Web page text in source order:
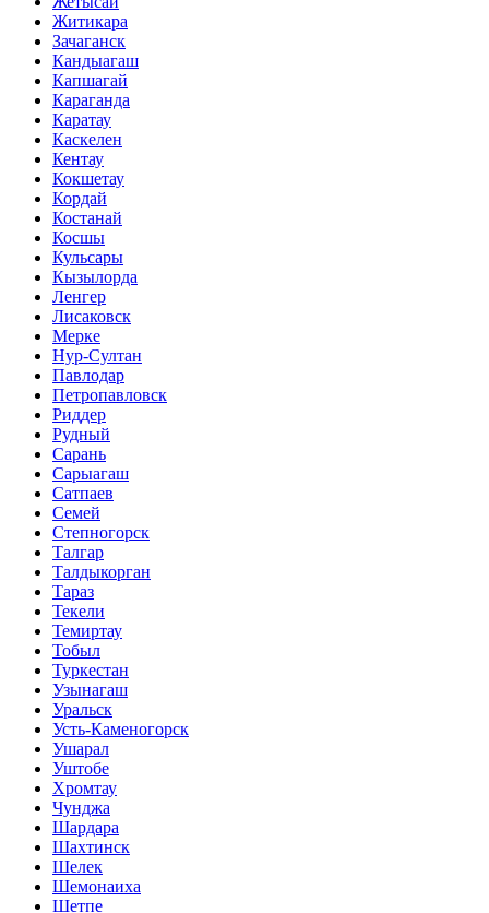
Житикара
Зачаганск
Кандыагаш
Капшагай
Караганда
Каратау
Каскелен
Кентау
Кокшетау
Кордай
Костанай
Косшы
Кульсары
Кызылорда
Ленгер
Лисаковск
Мерке
Нур-Султан
Павлодар
Петропавловск
Риддер
Рудный
Сарань
Сарыагаш
Сатпаев
Семей
Степногорск
Талгар
Талдыкорган
Тараз
Текели
Темиртау
Тобыл
Туркестан
Узынагаш
Уральск
Усть-Каменогорск
Ушарал
Уштобе
Хромтау
Чунджа
Шардара
Шахтинск
Шелек
Шемонаиха
Шетпе